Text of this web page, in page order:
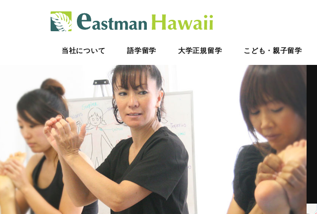
ハワイ留学専門店 イース
当社について 語学留学 大学正規留学 こども・親子留学